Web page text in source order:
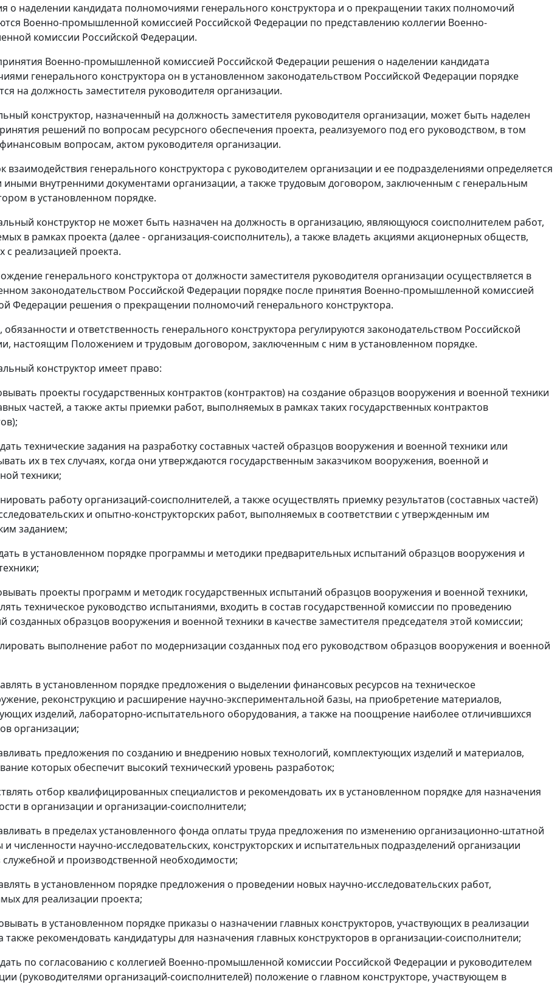
о наделении кандидата полномочиями генерального конструктора и о прекращении таких полномочий
Военно-промышленной комиссией Российской Федерации по представлению коллегии Военно-
комиссии Российской Федерации.
Военно-промышленной комиссией Российской Федерации решения о наделении кандидата
генерального конструктора он в установленном законодательством Российской Федерации порядке
на должность заместителя руководителя организации.
конструктор, назначенный на должность заместителя руководителя организации, может быть наделен
решений по вопросам ресурсного обеспечения проекта, реализуемого под его руководством, в том
вопросам, актом руководителя организации.
взаимодействия генерального конструктора с руководителем организации и ее подразделениями определяется
иными внутренними документами организации, а также трудовым договором, заключенным с генеральным
в установленном порядке.
конструктор не может быть назначен на должность в организацию, являющуюся соисполнителем работ,
в рамках проекта (далее - организация-соисполнитель), а также владеть акциями акционерных обществ,
с реализацией проекта.
генерального конструктора от должности заместителя руководителя организации осуществляется в
законодательством Российской Федерации порядке после принятия Военно-промышленной комиссией
Федерации решения о прекращении полномочий генерального конструктора.
обязанности и ответственность генерального конструктора регулируются законодательством Российской
настоящим Положением и трудовым договором, заключенным с ним в установленном порядке.
конструктор имеет право:
проекты государственных контрактов (контрактов) на создание образцов вооружения и военной техники
частей, а также акты приемки работ, выполняемых в рамках таких государственных контрактов
технические задания на разработку составных частей образцов вооружения и военной техники или
их в тех случаях, когда они утверждаются государственным заказчиком вооружения, военной и
техники;
работу организаций-соисполнителей, а также осуществлять приемку результатов (составных частей)
и опытно-конструкторских работ, выполняемых в соответствии с утвержденным им
заданием;
в установленном порядке программы и методики предварительных испытаний образцов вооружения и
проекты программ и методик государственных испытаний образцов вооружения и военной техники,
техническое руководство испытаниями, входить в состав государственной комиссии по проведению
созданных образцов вооружения и военной техники в качестве заместителя председателя этой комиссии;
выполнение работ по модернизации созданных под его руководством образцов вооружения и военной
в установленном порядке предложения о выделении финансовых ресурсов на техническое
реконструкцию и расширение научно-экспериментальной базы, на приобретение материалов,
изделий, лабораторно-испытательного оборудования, а также на поощрение наиболее отличившихся
организации;
предложения по созданию и внедрению новых технологий, комплектующих изделий и материалов,
которых обеспечит высокий технический уровень разработок;
отбор квалифицированных специалистов и рекомендовать их в установленном порядке для назначения
в организации и организации-соисполнители;
в пределах установленного фонда оплаты труда предложения по изменению организационно-штатной
и численности научно-исследовательских, конструкторских и испытательных подразделений организации
служебной и производственной необходимости;
в установленном порядке предложения о проведении новых научно-исследовательских работ,
для реализации проекта;
в установленном порядке приказы о назначении главных конструкторов, участвующих в реализации
также рекомендовать кандидатуры для назначения главных конструкторов в организации-соисполнители;
по согласованию с коллегией Военно-промышленной комиссии Российской Федерации и руководителем
(руководителями организаций-соисполнителей) положение о главном конструкторе, участвующем в